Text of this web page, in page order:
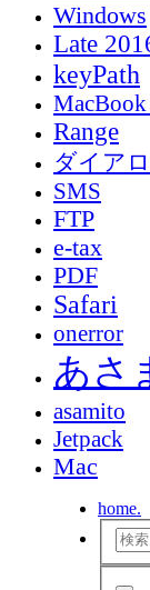
Windows
Late
keyPath
Range
ダイア
SMS
FTP
e-tax
PDF
Safari
onerror
あさ
asamito
Jetpack
Mac
home.